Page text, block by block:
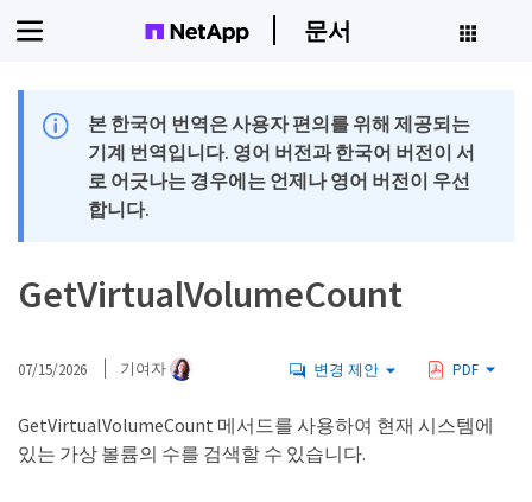
문서
본 한국어 번역은 사용자 편의를 위해 제공되는
기계 번역입니다. 영어 버전과 한국어 버전이 서
로 어긋나는 경우에는 언제나 영어 버전이 우선
합니다.
GetVirtualVolumeCount
07/15/2026 기여자 변경 제안 PDF
GetVirtualVolumeCount 메서드를 사용하여 현재 시스템에
있는 가상 볼륨의 수를 검색할 수 있습니다.